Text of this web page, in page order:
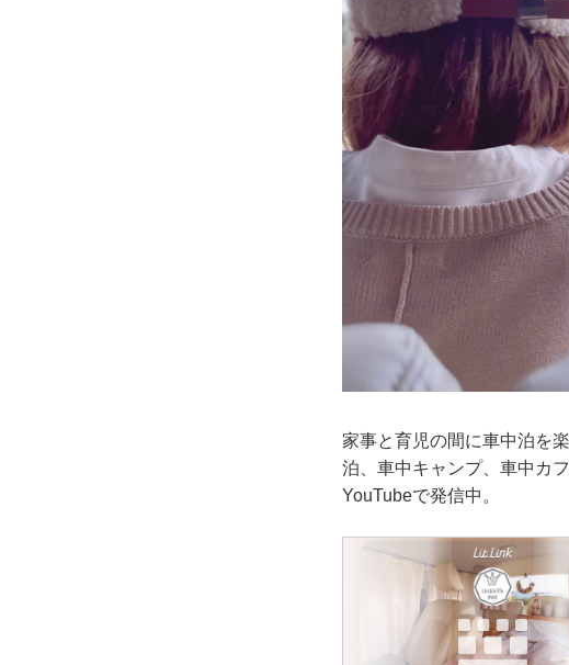
家事と育児の間に車中泊を
泊、車中キャンプ、車中カ
YouTubeで発信中。